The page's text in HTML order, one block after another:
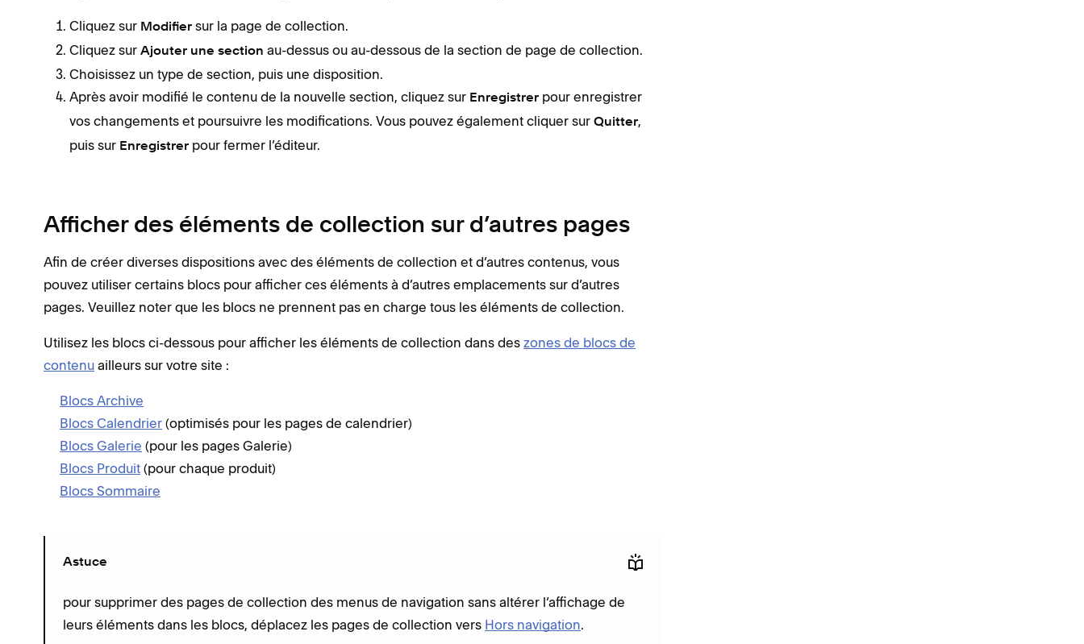
Cliquez sur Modifier sur la page de collection.
Cliquez sur Ajouter une section au-dessus ou au-dessous de la section de page de collection.
Choisissez un type de section, puis une disposition.
Après avoir modifié le contenu de la nouvelle section, cliquez sur Enregistrer pour enregistrer
vos changements et poursuivre les modifications. Vous pouvez également cliquer sur Quitter,
puis sur Enregistrer pour fermer l’éditeur.
Afficher des éléments de collection sur d’autres pages
Afin de créer diverses dispositions avec des éléments de collection et d’autres contenus, vous
pouvez utiliser certains blocs pour afficher ces éléments à d’autres emplacements sur d’autres
pages. Veuillez noter que les blocs ne prennent pas en charge tous les éléments de collection.
Utilisez les blocs ci-dessous pour afficher les éléments de collection dans des zones de blocs de
contenu ailleurs sur votre site :
Blocs Archive
Blocs Calendrier (optimisés pour les pages de calendrier)
Blocs Galerie (pour les pages Galerie)
Blocs Produit (pour chaque produit)
Blocs Sommaire
Astuce
pour supprimer des pages de collection des menus de navigation sans altérer l’affichage de
leurs éléments dans les blocs, déplacez les pages de collection vers Hors navigation.